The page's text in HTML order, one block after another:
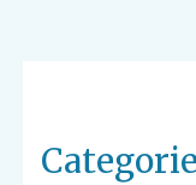
Categorie